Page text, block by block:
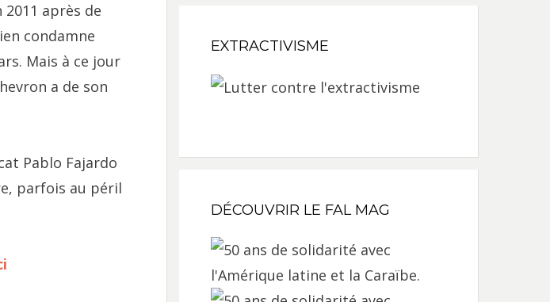
après de
condamne
Mais à ce jour
a de son
Pablo Fajardo
parfois au péril
EXTRACTIVISME
DÉCOUVRIR LE FAL MAG